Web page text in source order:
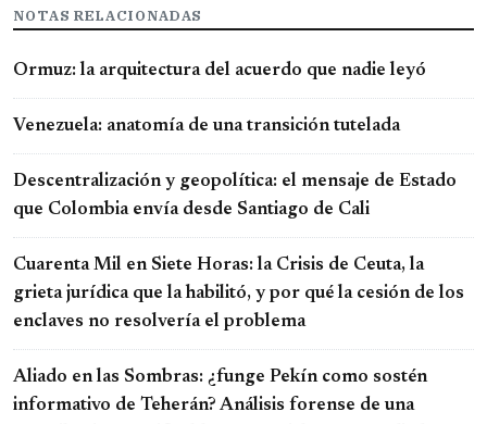
NOTAS RELACIONADAS
Ormuz: la arquitectura del acuerdo que nadie leyó
Venezuela: anatomía de una transición tutelada
Descentralización y geopolítica: el mensaje de Estado
que Colombia envía desde Santiago de Cali
Cuarenta Mil en Siete Horas: la Crisis de Ceuta, la
grieta jurídica que la habilitó, y por qué la cesión de los
enclaves no resolvería el problema
Aliado en las Sombras: ¿funge Pekín como sostén
informativo de Teherán? Análisis forense de una